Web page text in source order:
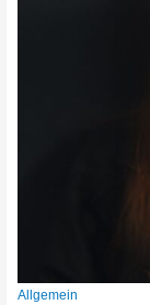
Allgemein